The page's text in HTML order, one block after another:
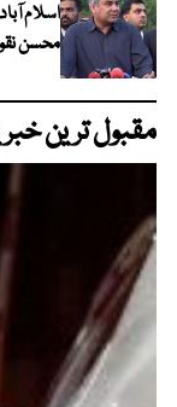
اسلام
محسن
مقبول ترین